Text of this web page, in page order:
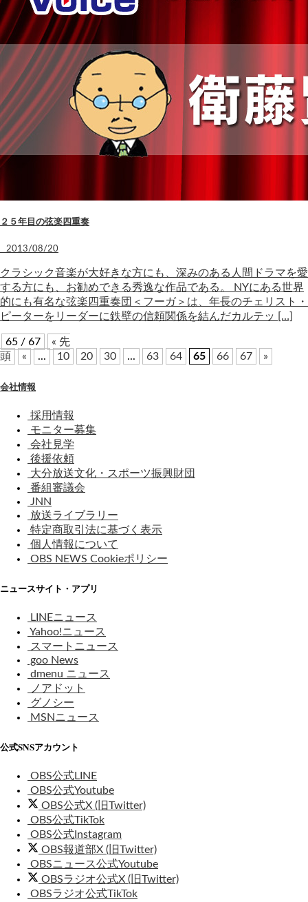
２５年目の弦楽四重奏
2013/08/20
クラシック音楽が大好きな方にも、深みのある人間ドラマを愛
する方にも、お勧めできる秀逸な作品である。 NYにある世界
的にも有名な弦楽四重奏団＜フーガ＞は、年長のチェリスト・
ピーターをリーダーに鉄壁の信頼関係を結んだカルテッ […]
65 / 67
« 先
頭
« ... 10 20 30 ... 63 64 65 66 67 »
会社情報
採用情報
モニター募集
会社見学
後援依頼
大分放送文化・スポーツ振興財団
番組審議会
JNN
放送ライブラリー
特定商取引法に基づく表示
個人情報について
OBS NEWS Cookieポリシー
ニュースサイト・アプリ
LINEニュース
Yahoo!ニュース
スマートニュース
goo News
dmenu ニュース
ノアドット
グノシー
MSNニュース
公式SNSアカウント
OBS公式LINE
OBS公式Youtube
OBS公式X (旧Twitter)
OBS公式TikTok
OBS公式Instagram
OBS報道部X (旧Twitter)
OBSニュース公式Youtube
OBSラジオ公式X (旧Twitter)
OBSラジオ公式TikTok